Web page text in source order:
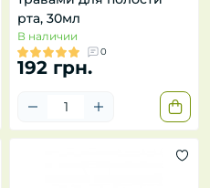
рта, 30мл
В наличии
0
192 грн.